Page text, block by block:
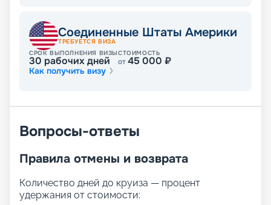
Соединенные Штаты Америки
ТРЕБУЕТСЯ ВИЗА
СРОК ВЫПОЛНЕНИЯ ВИЗЫ
30 рабочих дней
СТОИМОСТЬ
от45 000 ₽
Как получить визу
Вопросы-ответы
Правила отмены и возврата
Количество дней до круиза — процент
удержания от стоимости: